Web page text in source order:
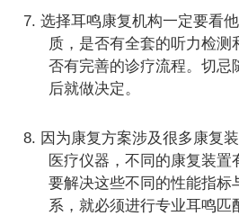
7. 选择耳鸣康复机构一定要看
质，是否有全套的听力检测
否有完善的诊疗流程。切忌
后就做决定。
8. 因为康复方案涉及很多康复
医疗仪器，不同的康复装置
要解决这些不同的性能指标
系，就必须进行专业耳鸣匹